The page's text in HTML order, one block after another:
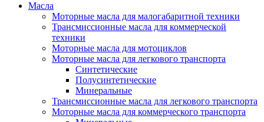
Масла
Моторные масла для малогабаритной техники
Трансмиссионные масла для коммерческой
техники
Моторные масла для мотоциклов
Моторные масла для легкового транспорта
Синтетические
Полусинтетические
Минеральные
Трансмиссионные масла для легкового транспорта
Моторные масла для коммерческого транспорта